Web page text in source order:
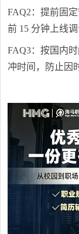
FAQ2：提前固
前 15 分钟上线
FAQ3：按国内
冲时间，防止因